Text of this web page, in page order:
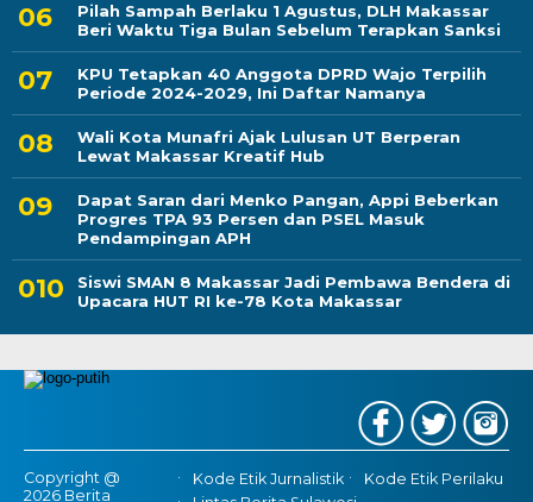
Pilah Sampah Berlaku 1 Agustus, DLH Makassar
Beri Waktu Tiga Bulan Sebelum Terapkan Sanksi
KPU Tetapkan 40 Anggota DPRD Wajo Terpilih
Periode 2024-2029, Ini Daftar Namanya
Wali Kota Munafri Ajak Lulusan UT Berperan
Lewat Makassar Kreatif Hub
Dapat Saran dari Menko Pangan, Appi Beberkan
Progres TPA 93 Persen dan PSEL Masuk
Pendampingan APH
Siswi SMAN 8 Makassar Jadi Pembawa Bendera di
Upacara HUT RI ke-78 Kota Makassar
Copyright @
2026 Berita
Kode Etik Jurnalistik
Kode Etik Perilaku